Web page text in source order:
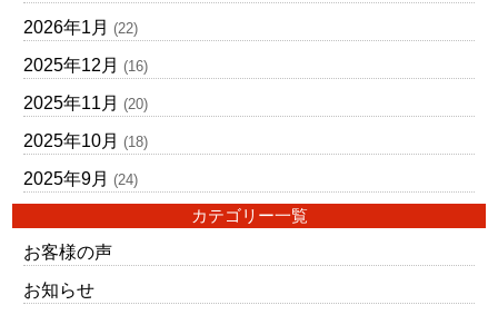
2026年1月 (22)
2025年12月 (16)
2025年11月 (20)
2025年10月 (18)
2025年9月 (24)
カテゴリー一覧
お客様の声
お知らせ